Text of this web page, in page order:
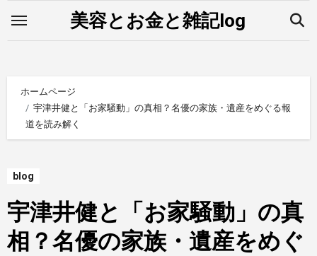
美容とお金と雑記log
ホームページ
宇津井健と「お家騒動」の真相？名優の家族・遺産をめぐる報
道を読み解く
blog
宇津井健と「お家騒動」の真
相？名優の家族・遺産をめぐ